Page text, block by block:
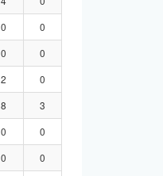
0
0
0
0
2
0
8
3
0
0
0
0